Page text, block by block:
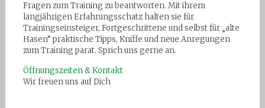
Fragen zum Training zu beantworten. Mit ihrem
langjährigen Erfahrungsschatz halten sie für
Trainingseinsteiger, Fortgeschrittene und selbst für „alte
Hasen“ praktische Tipps, Kniffe und neue Anregungen
zum Training parat. Sprich uns gerne an.
Öffnungszeiten & Kontakt
Wir freuen uns auf Dich